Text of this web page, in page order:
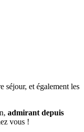
séjour, et également les
admirant depuis
vous !